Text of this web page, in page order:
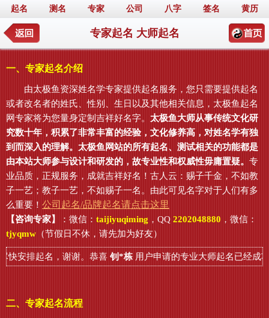
起名 测名 专家 公司 八字 签名 黄历
专家起名 大师起名
一、专家起名介绍
由太极鱼资深姓名学专家提供起名服务，您只需要提供起名
或者改名者的姓氏、性别、生日以及其他相关信息，太极鱼起名
网专家将为您量身定制吉祥好名字。 太极鱼大师从事传统文化研
究数十年，积累了非常丰富的经验，文化修养高，对姓名学有独
到而深入的理解。太极鱼网站的所有起名、测试相关的功能都是
由本站大师参与设计和研发的，故专业性和权威性毋庸置疑。 专
业品质，正规服务，成就吉祥好名！古人云：赐子千金，不如教
子一艺；教子一艺，不如赐子一名。由此可见名字对于人们有多
么重要！ 公司起名/品牌起名请点击这里
【咨询专家】 ：微信： taijiyuqiming ，QQ 2202048880 ，微信：
tjyqmw （节假日不休，请先加为好友）
安排起名，谢谢。恭喜钊*栋用户申请的专业大师起名已经成功
二、专家起名流程